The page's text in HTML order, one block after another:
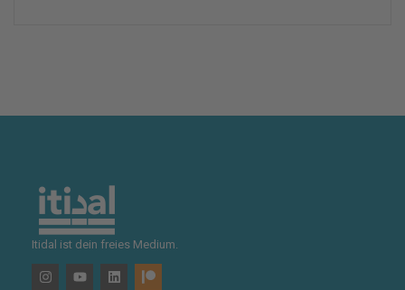
Itidal ist dein freies Medium.